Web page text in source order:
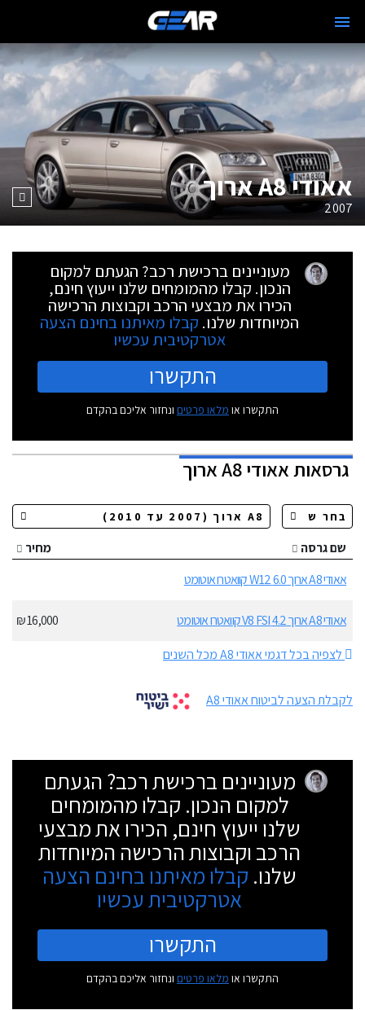
אאודי A8 ארוך
2007
מעוניינים ברכישת רכב? הגעתם למקום
הנכון. קבלו מהמומחים שלנו ייעוץ חינם,
הכירו את מבצעי הרכב וקבוצות הרכישה
המיוחדות שלנו. קבלו מאיתנו בחינם הצעה
אטרקטיבית עכשיו
התקשרו
התקשרו או מלאו פרטים ונחזור אליכם בהקדם
גרסאותאאודי A8 ארוך
שם גרסה
מחיר
אאודי A8 ארוך 6.0 W12 קוואטרו אוטומט
אאודי A8 ארוך 4.2 V8 FSI קוואטרו אוטומט
16,000 ₪
לצפיה בכל דגמי אאודי A8 מכל השנים
לקבלת הצעה לביטוח אאודי A8
מעוניינים ברכישת רכב? הגעתם
למקום הנכון. קבלו מהמומחים
שלנו ייעוץ חינם, הכירו את מבצעי
הרכב וקבוצות הרכישה המיוחדות
שלנו. קבלו מאיתנו בחינם הצעה
אטרקטיבית עכשיו
התקשרו
התקשרו או מלאו פרטים ונחזור אליכם בהקדם